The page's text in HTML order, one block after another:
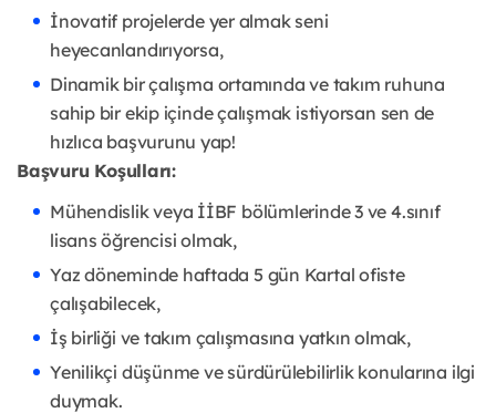
İnovatif projelerde yer almak seni
heyecanlandırıyorsa,
Dinamik bir çalışma ortamında ve takım ruhuna
sahip bir ekip içinde çalışmak istiyorsan sen de
hızlıca başvurunu yap!
Başvuru Koşulları:
Mühendislik veya İİBF bölümlerinde 3 ve 4.sınıf
lisans öğrencisi olmak,
Yaz döneminde haftada 5 gün Kartal ofiste
çalışabilecek,
İş birliği ve takım çalışmasına yatkın olmak,
Yenilikçi düşünme ve sürdürülebilirlik konularına ilgi
duymak.